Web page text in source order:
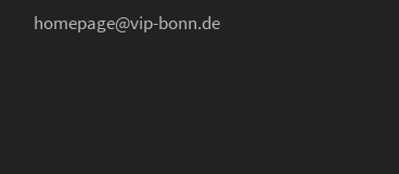
homepage@vip-bonn.de